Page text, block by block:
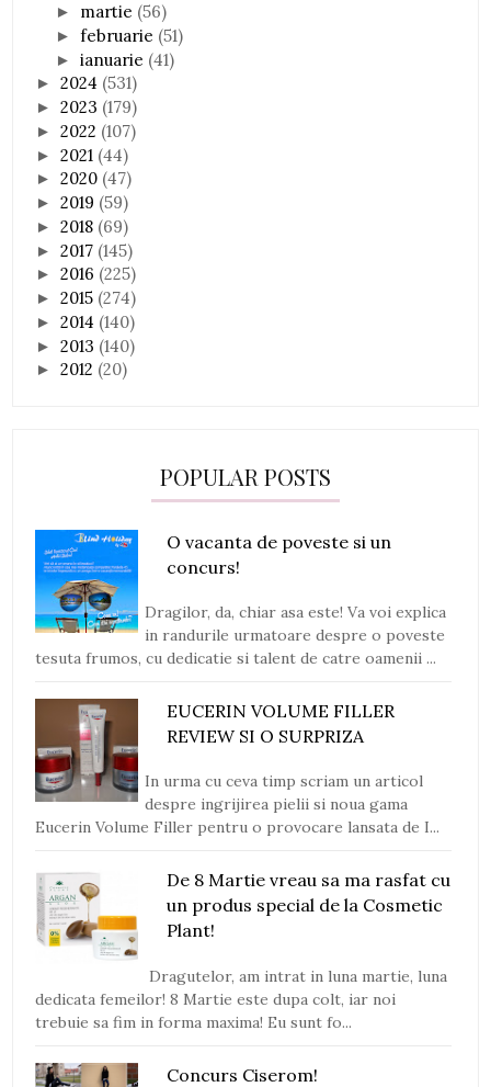
► martie (56)
►februarie (51)
►ianuarie (41)
►2024 (531)
►2023 (179)
►2022 (107)
►2021 (44)
►2020 (47)
►2019 (59)
►2018 (69)
►2017 (145)
►2016 (225)
►2015 (274)
►2014 (140)
►2013 (140)
►2012 (20)
POPULAR POSTS
O vacanta de poveste si un
concurs!
Dragilor, da, chiar asa este! Va voi explica
in randurile urmatoare despre o poveste
tesuta frumos, cu dedicatie si talent de catre oamenii ...
EUCERIN VOLUME FILLER
REVIEW SI O SURPRIZA
In urma cu ceva timp scriam un articol
despre ingrijirea pielii si noua gama
Eucerin Volume Filler pentru o provocare lansata de I...
De 8 Martie vreau sa ma rasfat cu
un produs special de la Cosmetic
Plant!
Dragutelor, am intrat in luna martie, luna
dedicata femeilor! 8 Martie este dupa colt, iar noi
trebuie sa fim in forma maxima! Eu sunt fo...
Concurs Ciserom!